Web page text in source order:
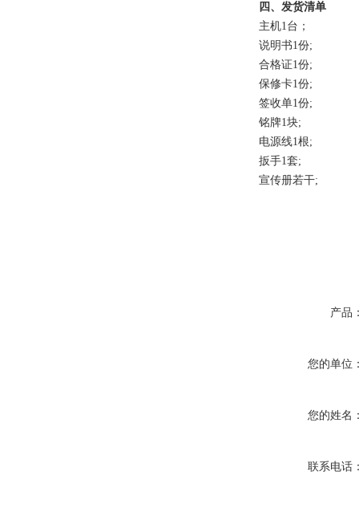
四、发货清单
主机1台；
说明书1份;
合格证1份;
保修卡1份;
签收单1份;
铭牌1块;
电源线1根;
扳手1套;
宣传册若干;
产品
您的单位
您的姓名
联系电话